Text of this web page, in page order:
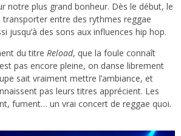
notre plus grand bonheur. Dès le début, le
transporter entre des rythmes reggae
jusqu’à des sons aux influences hip hop.
du titre Reload, que la foule connaît
pas encore pleine, on danse librement
sait vraiment mettre l’ambiance, et
pas leurs titres apprécient. Les
fument… un vrai concert de reggae quoi.